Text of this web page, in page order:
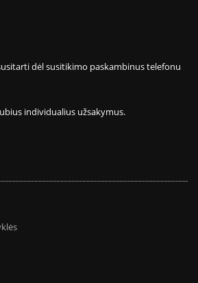
dėl susitikimo paskambinus telefonu
individualius užsakymus.